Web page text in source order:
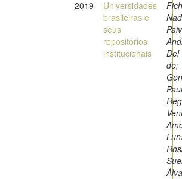
2019
Universidades
brasileiras e
seus
repositórios
institucionais
Del
de;